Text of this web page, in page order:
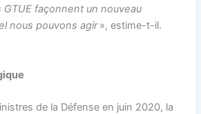
façonnent un nouveau
nous pouvons agir», estime-t-il.
de la Défense en juin 2020, la